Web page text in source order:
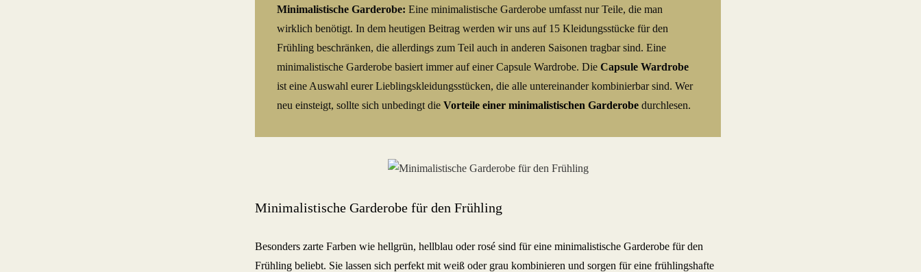
Minimalistische Garderobe: Eine minimalistische Garderobe umfasst nur Teile, die man
wirklich benötigt. In dem heutigen Beitrag werden wir uns auf 15 Kleidungsstücke für den
Frühling beschränken, die allerdings zum Teil auch in anderen Saisonen tragbar sind. Eine
minimalistische Garderobe basiert immer auf einer Capsule Wardrobe. Die Capsule Wardrobe
ist eine Auswahl eurer Lieblingskleidungsstücken, die alle untereinander kombinierbar sind. Wer
neu einsteigt, sollte sich unbedingt die Vorteile einer minimalistischen Garderobe durchlesen.
Minimalistische Garderobe für den Frühling
Besonders zarte Farben wie hellgrün, hellblau oder rosé sind für eine minimalistische Garderobe für den
Frühling beliebt. Sie lassen sich perfekt mit weiß oder grau kombinieren und sorgen für eine frühlingshafte